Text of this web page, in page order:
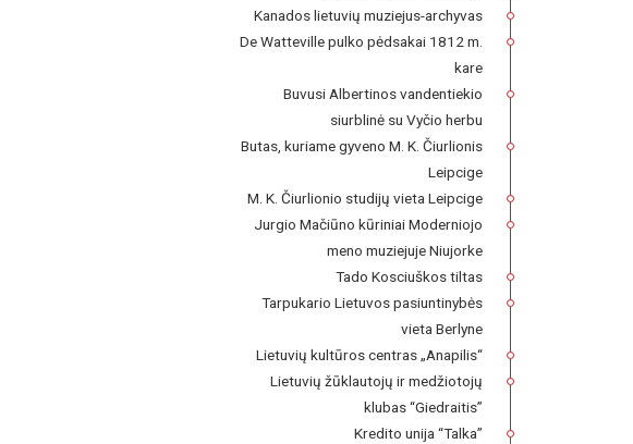
Kanados lietuvių muziejus-archyvas
De Watteville pulko pėdsakai 1812 m.
kare
Buvusi Albertinos vandentiekio
siurblinė su Vyčio herbu
Butas, kuriame gyveno M. K. Čiurlionis
Leipcige
M. K. Čiurlionio studijų vieta Leipcige
Jurgio Mačiūno kūriniai Moderniojo
meno muziejuje Niujorke
Tado Kosciuškos tiltas
Tarpukario Lietuvos pasiuntinybės
vieta Berlyne
Lietuvių kultūros centras „Anapilis“
Lietuvių žūklautojų ir medžiotojų
klubas “Giedraitis”
Kredito unija “Talka”